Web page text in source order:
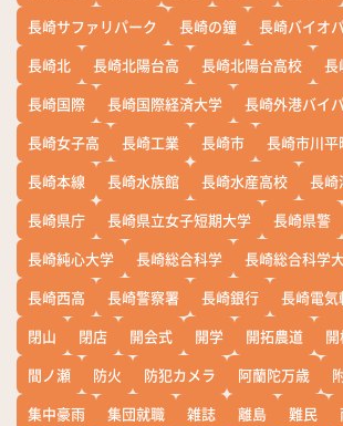
長崎サファリパーク
長崎の鐘 長崎バイオ
長崎北
長崎北陽台高 長崎北陽台高校 長
長崎国際
長崎国際経済大学 長崎外港バイ
長崎女子高
長崎工業 長崎市 長崎市川平
長崎本線
長崎水族館 長崎水産高校 長崎
長崎県庁
長崎県立女子短期大学 長崎県警
長崎純心大学
長崎総合科学 長崎総合科学
長崎西高
長崎警察署 長崎銀行 長崎電気
閉山
閉店 開会式 開学 開拓農道
間ノ瀬
防火 防犯カメラ 阿蘭陀万歳
集中豪雨
集団就職 雑誌 離島 難民